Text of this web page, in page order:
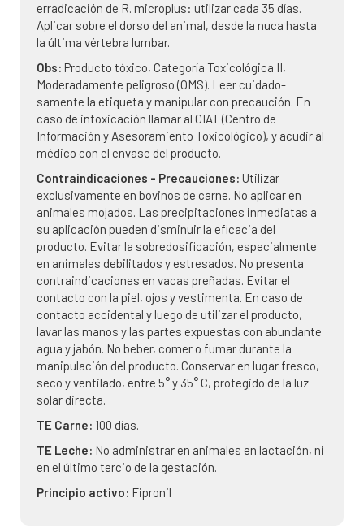
erradicación de R. microplus: utilizar cada 35 días.
Aplicar sobre el dorso del animal, desde la nuca hasta
la última vértebra lumbar.
Obs: Producto tóxico, Categoría Toxicológica II,
Moderadamente peligroso (OMS). Leer cuidado-
samente la etiqueta y manipular con precaución. En
caso de intoxicación llamar al CIAT (Centro de
Información y Asesoramiento Toxicológico), y acudir al
médico con el envase del producto.
Contraindicaciones - Precauciones: Utilizar
exclusivamente en bovinos de carne. No aplicar en
animales mojados. Las precipitaciones inmediatas a
su aplicación pueden disminuir la eficacia del
producto. Evitar la sobredosificación, especialmente
en animales debilitados y estresados. No presenta
contraindicaciones en vacas preñadas. Evitar el
contacto con la piel, ojos y vestimenta. En caso de
contacto accidental y luego de utilizar el producto,
lavar las manos y las partes expuestas con abundante
agua y jabón. No beber, comer o fumar durante la
manipulación del producto. Conservar en lugar fresco,
seco y ventilado, entre 5° y 35° C, protegido de la luz
solar directa.
TE Carne: 100 días.
TE Leche: No administrar en animales en lactación, ni
en el último tercio de la gestación.
Principio activo: Fipronil